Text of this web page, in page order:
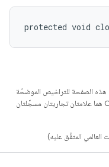
protected void
هذه الصفحة للتراخيص الموضحّة
. إنّ Java وOpenJDK هما علامتان تجاريتان مسجَّلتان